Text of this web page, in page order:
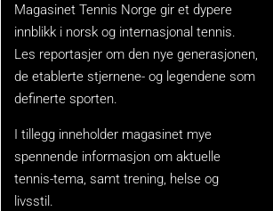
Magasinet Tennis Norge gir et dypere
innblikk i norsk og internasjonal tennis.
Les reportasjer om den nye generasjonen,
de etablerte stjernene- og legendene som
definerte sporten.
I tillegg inneholder magasinet mye
spennende informasjon om aktuelle
tennis-tema, samt trening, helse og
livsstil.